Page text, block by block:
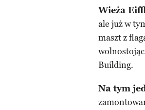
Wieża
ale już w
maszt z
Building.
Na tym